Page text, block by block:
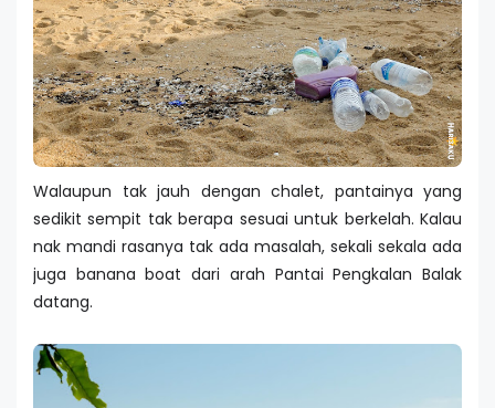
Walaupun tak jauh dengan chalet, pantainya yang
sedikit sempit tak berapa sesuai untuk berkelah. Kalau
nak mandi rasanya tak ada masalah, sekali sekala ada
juga banana boat dari arah Pantai Pengkalan Balak
datang.